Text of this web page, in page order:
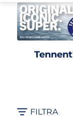
FILTRA